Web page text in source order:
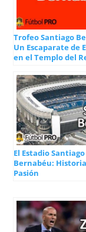
Trofeo Santiago
Un Escaparate de
en el Templo del
El Estadio Santiago
Bernabéu:
Pasión